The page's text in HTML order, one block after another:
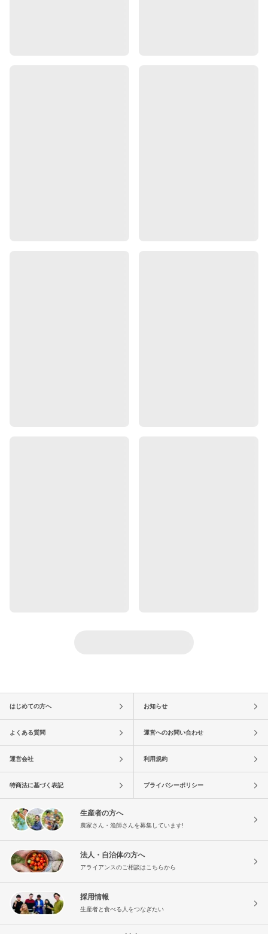
はじめての方へ お知らせ
よくある質問 運営へのお問い合わせ
運営会社 利用規約
特商法に基づく表記 プライバシーポリシー
生産者の方へ
農家さん・漁師さんを募集しています!
法人・自治体の方へ
アライアンスのご相談はこちらから
採用情報
生産者と食べる人をつなぎたい